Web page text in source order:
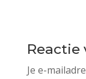
Reactie
Je e-